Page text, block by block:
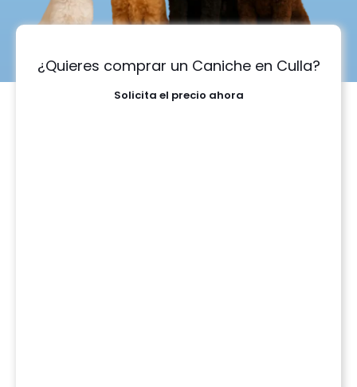
¿Quieres comprar un Caniche en Culla?
Solicita el precio ahora